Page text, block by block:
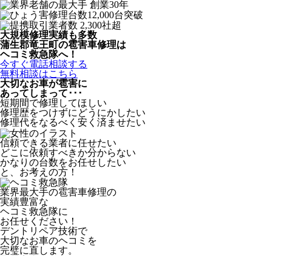
大規模修理実績も多数
蒲生郡竜王町の雹害車修理は
ヘコミ救急隊へ！
今すぐ電話相談する
無料相談はこちら
大切なお車が雹害に
あってしまって･･･
短期間で修理してほしい
修理歴をつけずにどうにかしたい
修理代をなるべく安く済ませたい
信頼できる業者に任せたい
どこに依頼すべきか分からない
かなりの台数をお任せしたい
と、お考えの方！
業界最大手の雹害車修理の
実績豊富な
ヘコミ救急隊に
お任せください！
デントリペア技術で
大切なお車のヘコミを
完璧に直します。